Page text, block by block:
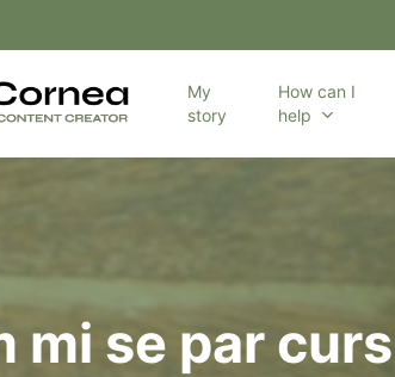
My
story
How can I
help
mi se par